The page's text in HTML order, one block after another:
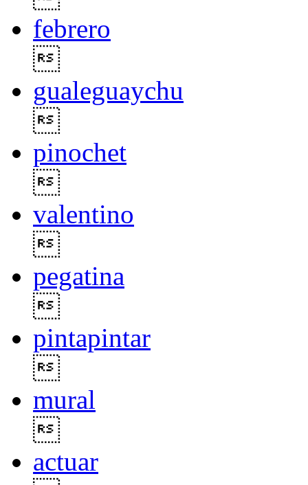
febrero
gualeguaychu
pinochet
valentino
pegatina
pintapintar
mural
actuar